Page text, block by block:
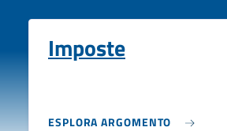
Imposte
ESPLORA ARGOMENTO